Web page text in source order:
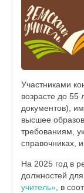
Участниками
возрасте до 55
документов),
высшее
требованиям,
справочниках,
На 2025 год в
должностей
учитель» , в